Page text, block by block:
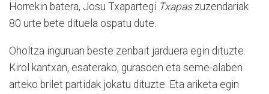
Horrekin batera, Josu Txapartegi Txapas zuzendariak
80 urte bete dituela ospatu dute.
Oholtza inguruan beste zenbait jarduera egin dituzte.
Kirol kantxan, esaterako, gurasoen eta seme-alaben
arteko brilet partidak jokatu dituzte. Eta ariketa egin